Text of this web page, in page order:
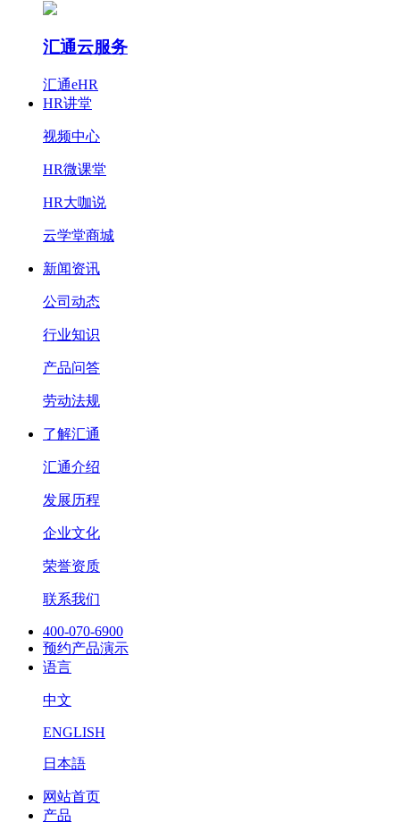
汇通云服务
汇通eHR
HR讲堂
视频中心
HR微课堂
HR大咖说
云学堂商城
新闻资讯
公司动态
行业知识
产品问答
劳动法规
了解汇通
汇通介绍
发展历程
企业文化
荣誉资质
联系我们
400-070-6900
预约产品演示
语言
中文
ENGLISH
日本語
网站首页
产品